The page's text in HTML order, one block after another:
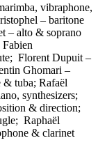
vibraphone,
– baritone
– alto & soprano
Florent Dupuit –
Ghomari –
& tuba; Rafaël
synthesizers;
& direction;
Raphaël
& clarinet